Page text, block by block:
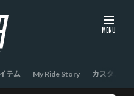
テム My Ride Story カスタム